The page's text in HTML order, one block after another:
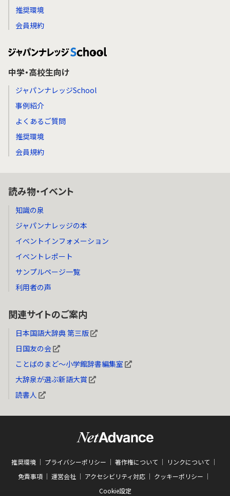
推奨環境
会員規約
中学・高校生向け
ジャパンナレッジSchool
事例紹介
よくあるご質問
推奨環境
会員規約
読み物・イベント
知識の泉
ジャパンナレッジの本
イベントインフォメーション
イベントレポート
サンプルページ一覧
利用者の声
関連サイトのご案内
日本国語大辞典 第三版
日国友の会
ことばのまど～小学館辞書編集室
大辞泉が選ぶ新語大賞
読書人
推奨環境 プライバシーポリシー 著作権について
リンクについて
免責事項
運営会社 アクセシビリティ対応
クッキーポリシー
Cookie設定